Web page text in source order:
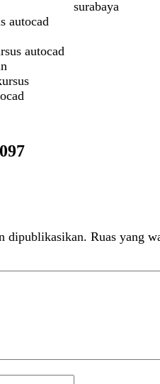
dipublikasikan. Ruas yang